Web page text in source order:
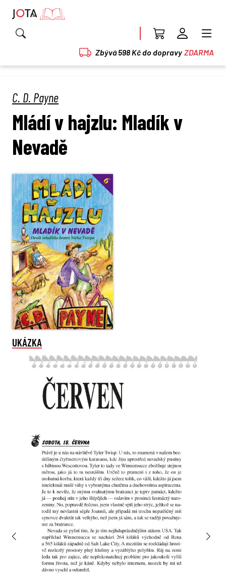
Zbývá 598 Kč do dopravy ZDARMA
C. D. Payne
Mládí v hajzlu: Mladík v
Nevadě
UKÁZKA